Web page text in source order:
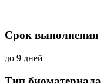
Срок выполнения
до 9 дней